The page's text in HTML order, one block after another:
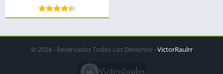
© 2024 - Reservados Todos Los Derechos -VictorRaulrr